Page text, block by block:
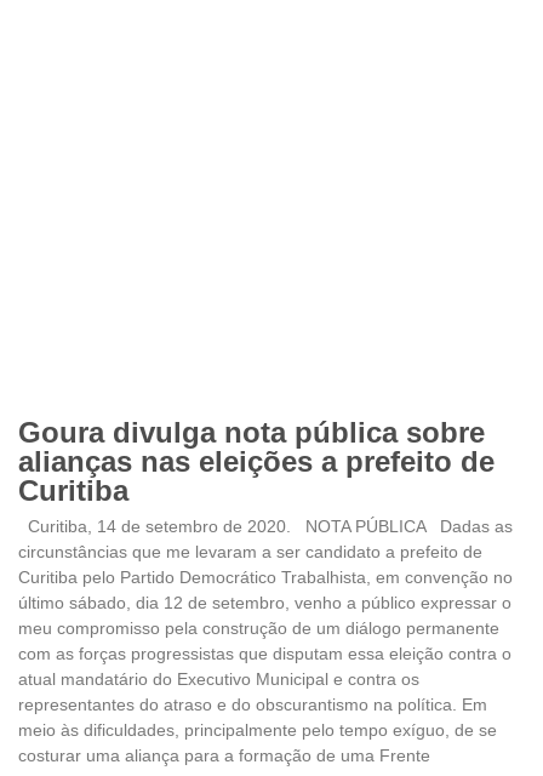
Goura divulga nota pública sobre
alianças nas eleições a prefeito de
Curitiba
Curitiba, 14 de setembro de 2020. NOTA PÚBLICA Dadas as
circunstâncias que me levaram a ser candidato a prefeito de
Curitiba pelo Partido Democrático Trabalhista, em convenção no
último sábado, dia 12 de setembro, venho a público expressar o
meu compromisso pela construção de um diálogo permanente
com as forças progressistas que disputam essa eleição contra o
atual mandatário do Executivo Municipal e contra os
representantes do atraso e do obscurantismo na política. Em
meio às dificuldades, principalmente pelo tempo exíguo, de se
costurar uma aliança para a formação de uma Frente